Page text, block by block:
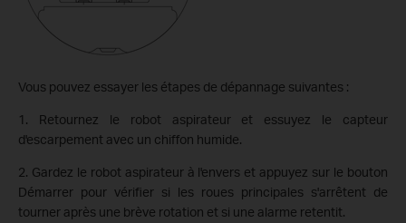
Vous pouvez essayer les étapes de dépannage suivantes :
1. Retournez le robot aspirateur et essuyez le capteur
d'escarpement avec un chiffon humide.
2. Gardez le robot aspirateur à l'envers et appuyez sur le bouton
Démarrer pour vérifier si les roues principales s'arrêtent de
tourner après une brève rotation et si une alarme retentit.